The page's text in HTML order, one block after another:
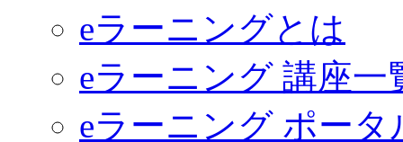
eラーニングとは
eラーニング 講座一
eラーニング ポータ